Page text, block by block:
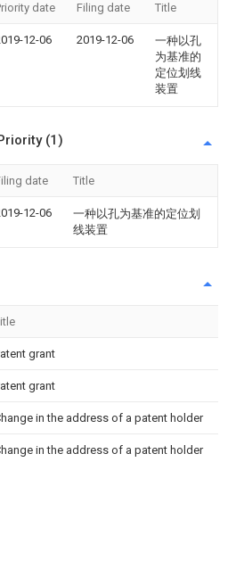
date Filing date Title
12-06 2019-12-06
一种以孔
为基准的
定位划线
装置
(1)
date Title
12-06
一种以孔为基准的定位划
线装置
grant
grant
in the address of a patent holder
in the address of a patent holder